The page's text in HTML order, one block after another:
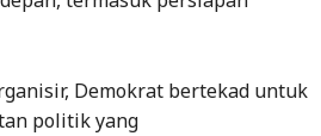
Demokrat bertekad untuk
politik yang